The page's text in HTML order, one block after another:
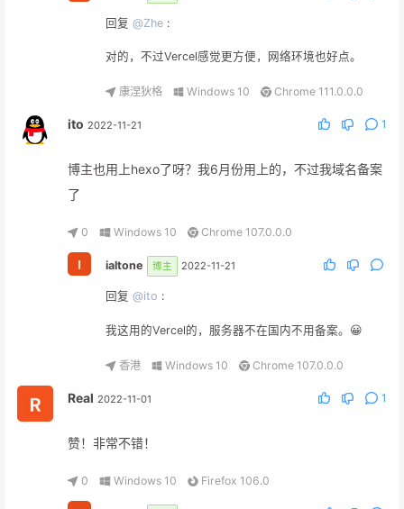
回复 @Zhe:
对的，不过Vercel感觉更方便，网络环境也好点。
康涅狄格 Windows 10 Chrome 111.0.0.0
ito 2022-11-21 1
博主也用上hexo了呀？我6月份用上的，不过我域名备案
了
0 Windows 10 Chrome 107.0.0.0
ialtone 博主 2022-11-21
回复 @ito :
我这用的Vercel的，服务器不在国内不用备案。😀
香港 Windows 10 Chrome 107.0.0.0
Real 2022-11-01 1
赞！非常不错！
0 Windows 10 Firefox 106.0